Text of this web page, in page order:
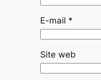
E-mail *
Site web